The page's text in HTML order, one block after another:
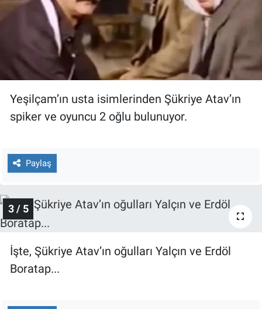
Yeşilçam’ın usta isimlerinden Şükriye Atav’ın
spiker ve oyuncu 2 oğlu bulunuyor.
Paylaş
3 / 5
İşte, Şükriye Atav’ın oğulları Yalçın ve Erdöl
Boratap...
Spor
Teknoloji
Türkiye'nin Geleceği
Türkiye'nin Gündemi
Yerel Gündem
Yerel Yaşam